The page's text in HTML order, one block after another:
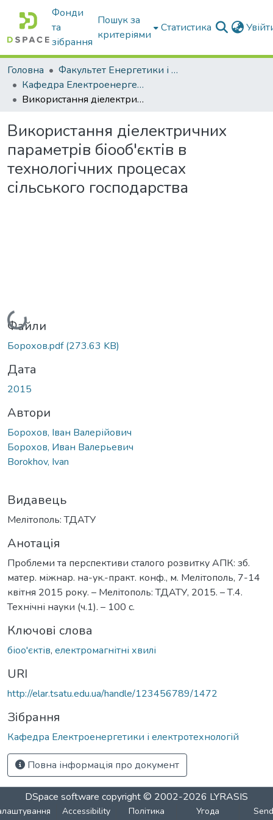
Фонди
та
зібрання
Пошук за
критеріями
Статистика
Головна
Факультет Енергетики і комп'ютерних технологій
Кафедра Електроенергетики і електротехнологій
Використання діелектричних параметрів біооб'єктів в технологічних процесах сільського господарства
Використання діелектричних
параметрів біооб'єктів в
технологічних процесах
сільського господарства
Вантажиться...
Файли
Борохов.pdf(273.63 KB)
Дата
2015
Автори
Борохов, Іван Валерійович
Борохов, Иван Валерьевич
Borokhov, Ivan
Видавець
Мелітополь: ТДАТУ
Анотація
Проблеми та перспективи сталого розвитку АПК: зб.
матер. міжнар. на-ук.-практ. конф., м. Мелітополь, 7-14
квітня 2015 року. – Мелітополь: ТДАТУ, 2015. – Т.4.
Технічні науки (ч.1). – 100 с.
Ключові слова
біоо'єктів, електромагнітні хвилі
URI
http://elar.tsatu.edu.ua/handle/123456789/1472
Зібрання
Кафедра Електроенергетики і електротехнологій
Повна інформація про документ
DSpace software copyright © 2002-2026 LYRASIS
Accessibility
Політика
Угода
Send